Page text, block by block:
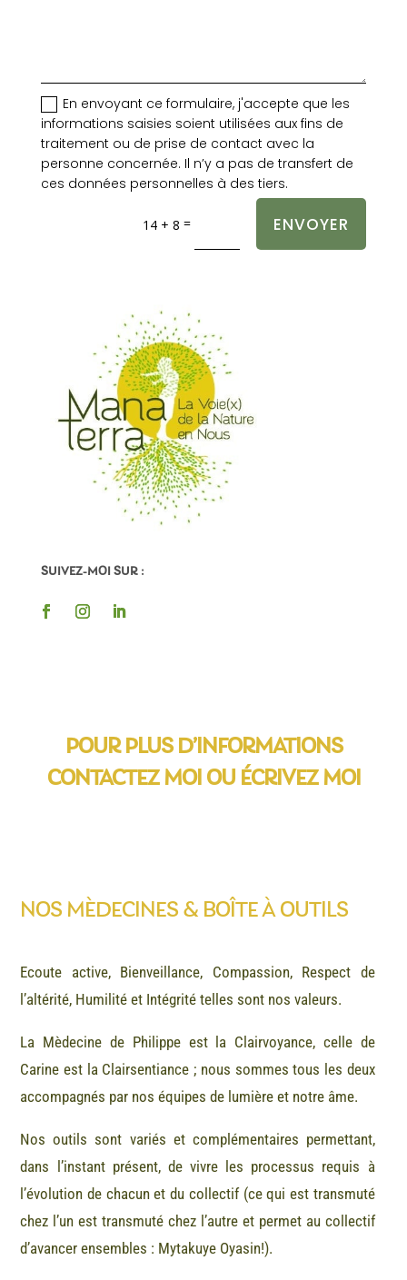
NOS MÈDECINES & BOÎTE À OUTILS
Ecoute active, Bienveillance, Compassion, Respect de
l’altérité, Humilité et Intégrité telles sont nos valeurs.
La Mèdecine de Philippe est la Clairvoyance, celle de
Carine est la Clairsentiance ; nous sommes tous les deux
accompagnés par nos équipes de lumière et notre âme.
Nos outils sont variés et complémentaires permettant,
dans l’instant présent, de vivre les processus requis à
l’évolution de chacun et du collectif (ce qui est transmuté
chez l’un est transmuté chez l’autre et permet au collectif
d’avancer ensembles : Mytakuye Oyasin!).
POUR PLUS D’INFORMATIONS
CONTACTEZ MOI OU ÉCRIVEZ MOI
SUIVEZ-MOI SUR :
En envoyant ce formulaire, j'accepte que les
informations saisies soient utilisées aux fins de
traitement ou de prise de contact avec la
personne concernée. Il n’y a pas de transfert de
ces données personnelles à des tiers.
14 + 8 = ENVOYER